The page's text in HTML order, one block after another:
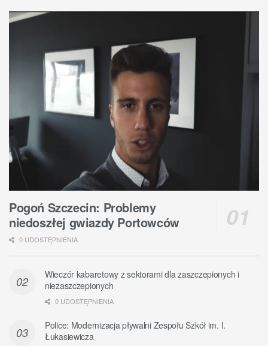
Pogoń Szczecin: Problemy
niedoszłej gwiazdy Portowców
0 UDOSTĘPNIENIA
Wieczór kabaretowy z sektorami dla zaszczepionych i
niezaszczepionych
0 UDOSTĘPNIENIA
Police: Modernizacja pływalni Zespołu Szkół im. I.
Łukasiewicza